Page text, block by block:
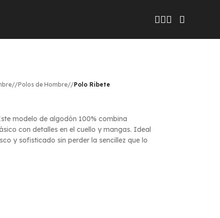
/ Polos de Hombre/ Polo Ribete
modelo de algodón 100% combina
con detalles en el cuello y mangas. Ideal
y sofisticado sin perder la sencillez que lo